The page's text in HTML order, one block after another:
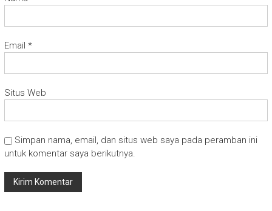
Email *
Situs Web
Simpan nama, email, dan situs web saya pada peramban ini
untuk komentar saya berikutnya.